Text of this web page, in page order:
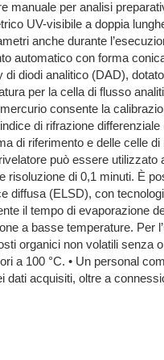
manuale per analisi
UV-visibile a doppia
anche durante
automatico con forma
diodi analitico (DAD),
per la cella di flusso
consente la
di rifrazione
di riferimento e delle celle
può essere utilizzato
risoluzione di 0,1 minuti. È
diffusa (ELSD), con
il tempo di evaporazione
a basse temperature. Per
organici non volatili senza
a 100 °C. • Un personal
dati acquisiti, oltre a